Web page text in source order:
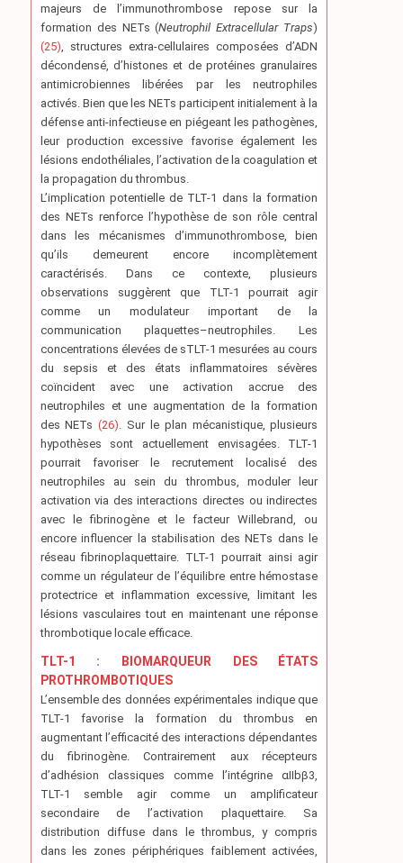
majeurs de l’immunothrombose repose sur la
formation des NETs (Neutrophil Extracellular Traps)
(25) , structures extra-cellulaires composées d’ADN
décondensé, d’histones et de protéines granulaires
antimicrobiennes libérées par les neutrophiles
activés. Bien que les NETs participent initialement à la
défense anti-infectieuse en piégeant les pathogènes,
leur production excessive favorise également les
lésions endothéliales, l’activation de la coagulation et
la propagation du thrombus.
L’implication potentielle de TLT-1 dans la formation
des NETs renforce l’hypothèse de son rôle central
dans les mécanismes d’immunothrombose, bien
qu’ils demeurent encore incomplètement
caractérisés. Dans ce contexte, plusieurs
observations suggèrent que TLT-1 pourrait agir
comme un modulateur important de la
communication plaquettes–neutrophiles. Les
concentrations élevées de sTLT-1 mesurées au cours
du sepsis et des états inflammatoires sévères
coïncident avec une activation accrue des
neutrophiles et une augmentation de la formation
des NETs(26) . Sur le plan mécanistique, plusieurs
hypothèses sont actuellement envisagées. TLT-1
pourrait favoriser le recrutement localisé des
neutrophiles au sein du thrombus, moduler leur
activation via des interactions directes ou indirectes
avec le fibrinogène et le facteur Willebrand, ou
encore influencer la stabilisation des NETs dans le
réseau fibrinoplaquettaire. TLT-1 pourrait ainsi agir
comme un régulateur de l’équilibre entre hémostase
protectrice et inflammation excessive, limitant les
lésions vasculaires tout en maintenant une réponse
thrombotique locale efficace.
TLT-1 : BIOMARQUEUR DES ÉTATS
PROTHROMBOTIQUES
L’ensemble des données expérimentales indique que
TLT-1 favorise la formation du thrombus en
augmentant l’efficacité des interactions dépendantes
du fibrinogène. Contrairement aux récepteurs
d’adhésion classiques comme l’intégrine αIIbβ3,
TLT-1 semble agir comme un amplificateur
secondaire de l’activation plaquettaire. Sa
distribution diffuse dans le thrombus, y compris
dans les zones périphériques faiblement activées,